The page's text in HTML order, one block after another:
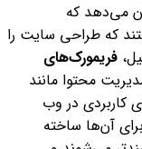
می‌دهد که
که طراحی سایت را
فریمورک‌های
محتوا مانند
کاربردی در وب
آن‌ها ساخته